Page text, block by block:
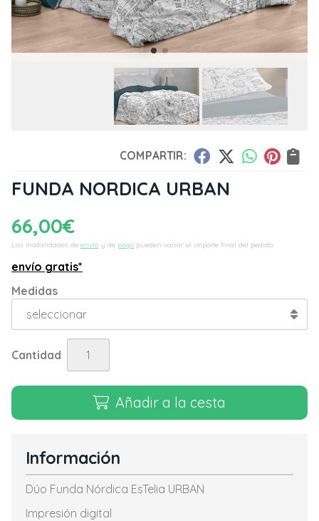
COMPARTIR:
FUNDA NORDICA URBAN
66,00€
Las modalidades de envío y de pago pueden variar el importe final del pedido.
envío gratis*
Medidas
Cantidad
Añadir a la cesta
Información
Dúo Funda Nórdica EsTelia URBAN
Impresión digital